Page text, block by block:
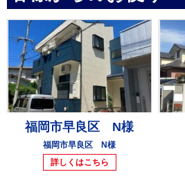
福岡市早良区 N様
福岡市早良区 N様
詳しくはこちら